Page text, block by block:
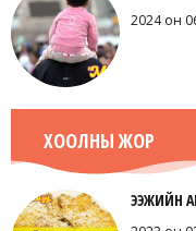
2024 он
ХООЛНЫ ЖОР
ЭЭЖИЙН